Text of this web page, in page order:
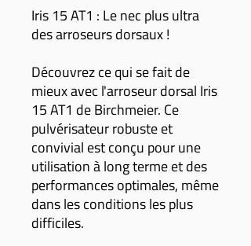
Iris 15 AT1 : Le nec plus ultra
des arroseurs dorsaux !
Découvrez ce qui se fait de
mieux avec l'arroseur dorsal Iris
15 AT1 de Birchmeier. Ce
pulvérisateur robuste et
convivial est conçu pour une
utilisation à long terme et des
performances optimales, même
dans les conditions les plus
difficiles.